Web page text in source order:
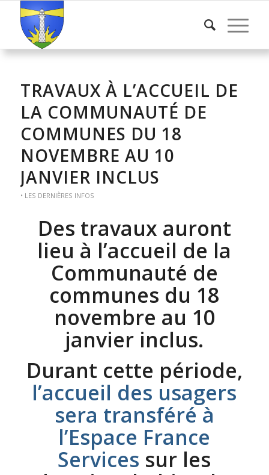
TRAVAUX À L’ACCUEIL DE
LA COMMUNAUTÉ DE
COMMUNES DU 18
NOVEMBRE AU 10
JANVIER INCLUS
• LES DERNIÈRES INFOS
Des travaux auront
lieu à l’accueil de la
Communauté de
communes du 18
novembre au 10
janvier inclus.
Durant cette période,
l’accueil des usagers
sera transféré à
l’Espace France
Services sur les